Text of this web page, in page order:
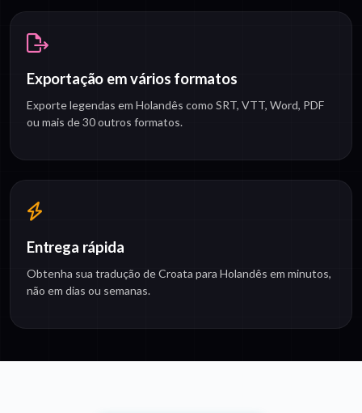
Exportação em vários formatos
Exporte legendas em Holandês como SRT, VTT, Word, PDF
ou mais de 30 outros formatos.
Entrega rápida
Obtenha sua tradução de Croata para Holandês em minutos,
não em dias ou semanas.